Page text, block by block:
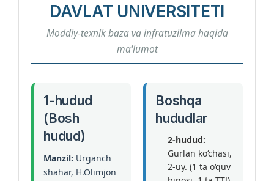
DAVLAT UNIVERSITETI
Moddiy-texnik baza va infratuzilma haqida
ma'lumot
1-hudud
(Bosh
hudud)
Manzil: Urganch
shahar, H.Olimjon
Boshqa
hududlar
2-hudud:
Gurlan ko‘chasi,
2-uy. (1 ta o‘quv